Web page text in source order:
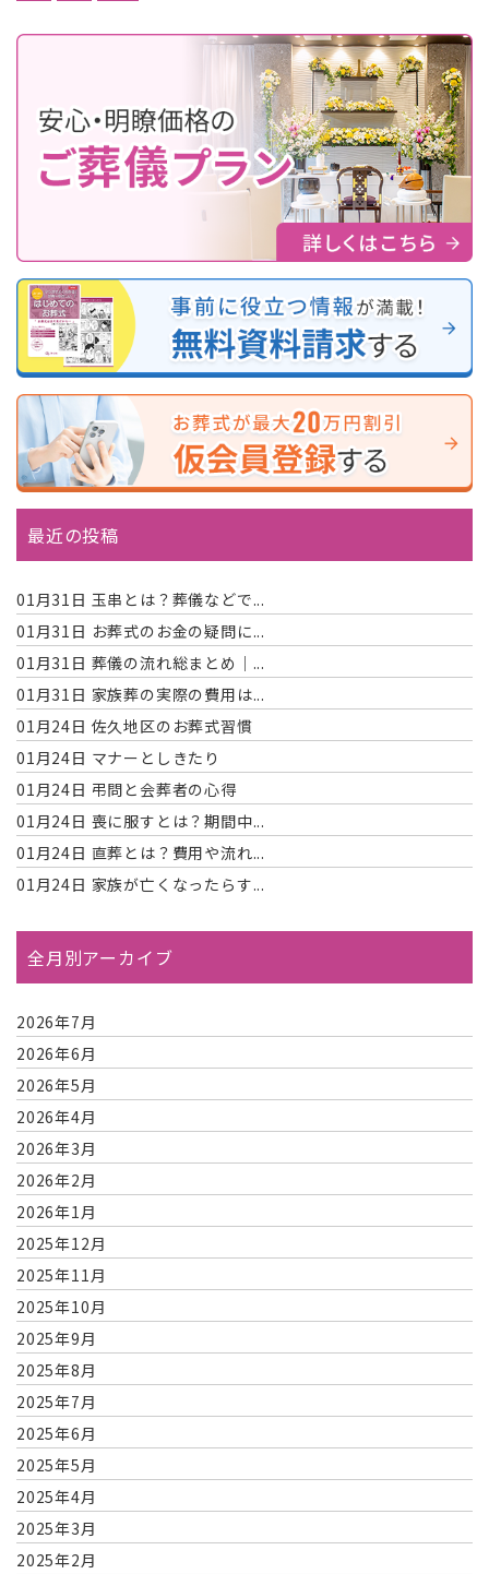
最近の投稿
01月31日 玉串とは？葬儀などで...
01月31日 お葬式のお金の疑問に...
01月31日 葬儀の流れ総まとめ｜...
01月31日 家族葬の実際の費用は...
01月24日 佐久地区のお葬式習慣
01月24日 マナーとしきたり
01月24日 弔問と会葬者の心得
01月24日 喪に服すとは？期間中...
01月24日 直葬とは？費用や流れ...
01月24日 家族が亡くなったらす...
全月別アーカイブ
2026年7月
2026年6月
2026年5月
2026年4月
2026年3月
2026年2月
2026年1月
2025年12月
2025年11月
2025年10月
2025年9月
2025年8月
2025年7月
2025年6月
2025年5月
2025年4月
2025年3月
2025年2月